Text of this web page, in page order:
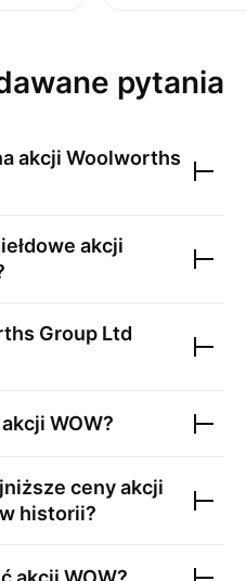
pytania
akcji Woolworths
akcji
Group Ltd
WOW?
ceny akcji
w historii?